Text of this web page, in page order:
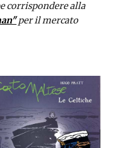
corrispondere alla
per il mercato